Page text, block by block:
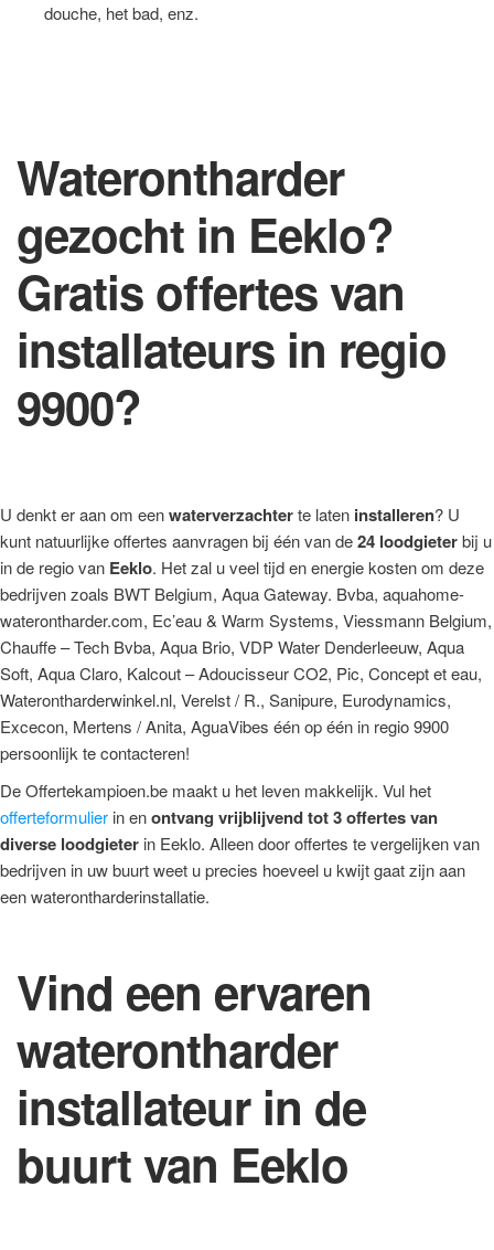
douche, het bad, enz.
Waterontharder
gezocht in Eeklo?
Gratis offertes van
installateurs in regio
9900?
U denkt er aan om eenwaterverzachterte laten installeren? U
kunt natuurlijke offertes aanvragen bij één van de24 loodgieterbij u
in de regio van Eeklo. Het zal u veel tijd en energie kosten om deze
bedrijven zoals BWT Belgium, Aqua Gateway. Bvba, aquahome-
waterontharder.com, Ec’eau & Warm Systems, Viessmann Belgium,
Chauffe – Tech Bvba, Aqua Brio, VDP Water Denderleeuw, Aqua
Soft, Aqua Claro, Kalcout – Adoucisseur CO2, Pic, Concept et eau,
Waterontharderwinkel.nl, Verelst / R., Sanipure, Eurodynamics,
Excecon, Mertens / Anita, AguaVibes één op één in regio 9900
persoonlijk te contacteren!
De Offertekampioen.be maakt u het leven makkelijk. Vul het
offerteformulier in enontvang vrijblijvend tot 3 offertes van
diverse loodgieter in Eeklo. Alleen door offertes te vergelijken van
bedrijven in uw buurt weet u precies hoeveel u kwijt gaat zijn aan
een waterontharderinstallatie.
Vind een ervaren
waterontharder
installateur in de
buurt van Eeklo